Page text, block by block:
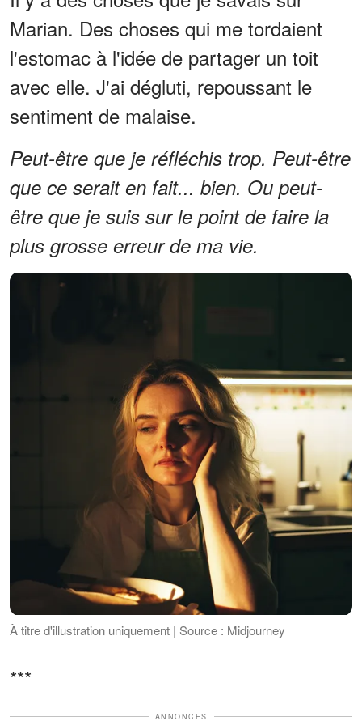
Marian. Des choses qui me tordaient
l'estomac à l'idée de partager un toit
avec elle. J'ai dégluti, repoussant le
sentiment de malaise.
Peut-être que je réfléchis trop. Peut-être
que ce serait en fait... bien. Ou peut-
être que je suis sur le point de faire la
plus grosse erreur de ma vie.
À titre d'illustration uniquement | Source : Midjourney
***
ANNONCES